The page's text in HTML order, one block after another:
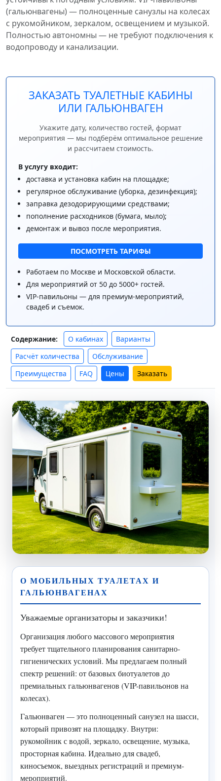
(гальюнвагены) — полноценные санузлы на колесах
с рукомойником, зеркалом, освещением и музыкой.
Полностью автономны — не требуют подключения к
водопроводу и канализации.
ЗАКАЗАТЬ ТУАЛЕТНЫЕ КАБИНЫ
ИЛИ ГАЛЬЮНВАГЕН
Укажите дату, количество гостей, формат
мероприятия — мы подберём оптимальное решение
и рассчитаем стоимость.
В услугу входит:
доставка и установка кабин на площадке;
регулярное обслуживание (уборка, дезинфекция);
заправка дезодорирующими средствами;
пополнение расходников (бумага, мыло);
демонтаж и вывоз после мероприятия.
ПОСМОТРЕТЬ ТАРИФЫ
Работаем по Москве и Московской области.
Для мероприятий от 50 до 5000+ гостей.
VIP-павильоны — для премиум-мероприятий,
свадеб и съемок.
Содержание: О кабинах
Варианты
Расчёт количества
Обслуживание
Преимущества
FAQ Цены Заказать
О МОБИЛЬНЫХ ТУАЛЕТАХ И
ГАЛЬЮНВАГЕНАХ
Уважаемые организаторы и заказчики!
Организация любого массового мероприятия
требует тщательного планирования санитарно-
гигиенических условий. Мы предлагаем полный
спектр решений: от базовых биотуалетов до
премиальных гальюнвагенов (VIP-павильонов на
колесах).
Гальюнваген — это полноценный санузел на шасси,
который привозят на площадку. Внутри:
рукомойник с водой, зеркало, освещение, музыка,
просторная кабина. Идеально для свадеб,
киносъемок, выездных регистраций и премиум-
мероприятий.